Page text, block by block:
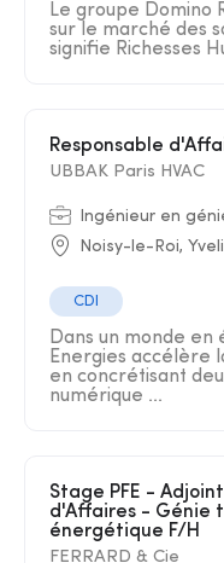
Le groupe Domino
sur le marché des
signifie Richesses
Responsable
UBBAK Paris HVAC
Ingénieur en
Noisy-le-Roi,
CDI
Dans un monde en
Energies accélère
en concrétisant
numérique ...
Stage PFE - Adjoint.e Responsable
d'Affaires - Génie
énergétique F/H
FERRARD & Cie